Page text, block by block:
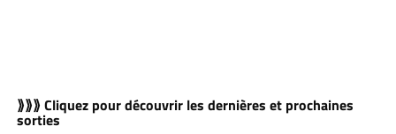
⟫⟫⟫ Cliquez pour découvrir les dernières et prochaines
sorties